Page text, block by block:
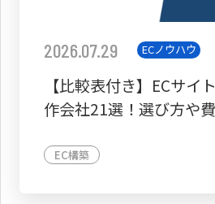
2026.07.29 ECノウハウ
【比較表付き】ECサイ
作会社21選！選び方や
EC構築